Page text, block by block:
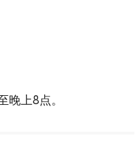
晚上8点。